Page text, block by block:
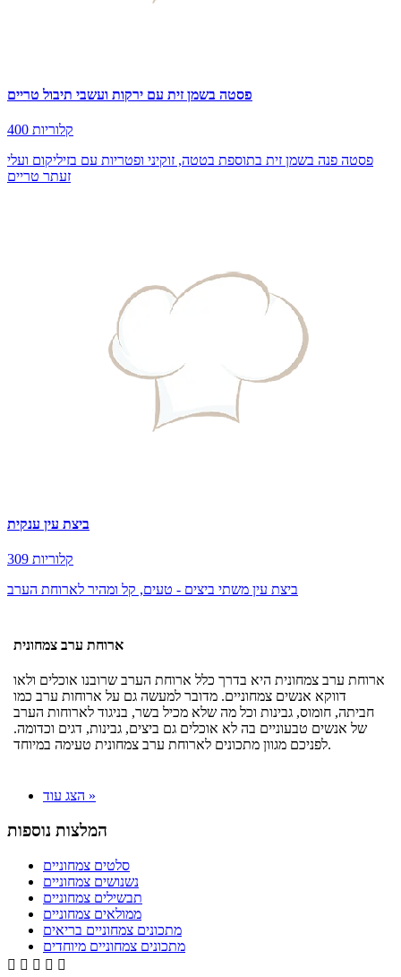
פסטה בשמן זית עם ירקות ועשבי תיבול טריים
400 קלוריות
פסטה פנה בשמן זית בתוספת בטטה, זוקיני ופטריות עם בזיליקום ועלי
זעתר טריים
ביצת עין ענקית
309 קלוריות
ביצת עין משתי ביצים - טעים, קל ומהיר לארוחת הערב
ארוחת ערב צמחונית
ארוחת ערב צמחונית היא בדרך כלל ארוחת הערב שרובנו אוכלים ולאו
דווקא אנשים צמחוניים. מדובר למעשה גם על ארוחות ערב כמו
חביתה, חומוס, גבינות וכל מה שלא מכיל בשר, בניגוד לארוחות הערב
של אנשים טבעוניים בה לא אוכלים גם ביצים, גבינות, דגים וכדומה.
לפניכם מגוון מתכונים לארוחת ערב צמחונית טעימה במיוחד.
הצג עוד »
המלצות נוספות
סלטים צמחוניים
נשנושים צמחוניים
תבשילים צמחוניים
ממולאים צמחוניים
מתכונים צמחוניים בריאים
מתכונים צמחוניים מיוחדים
    